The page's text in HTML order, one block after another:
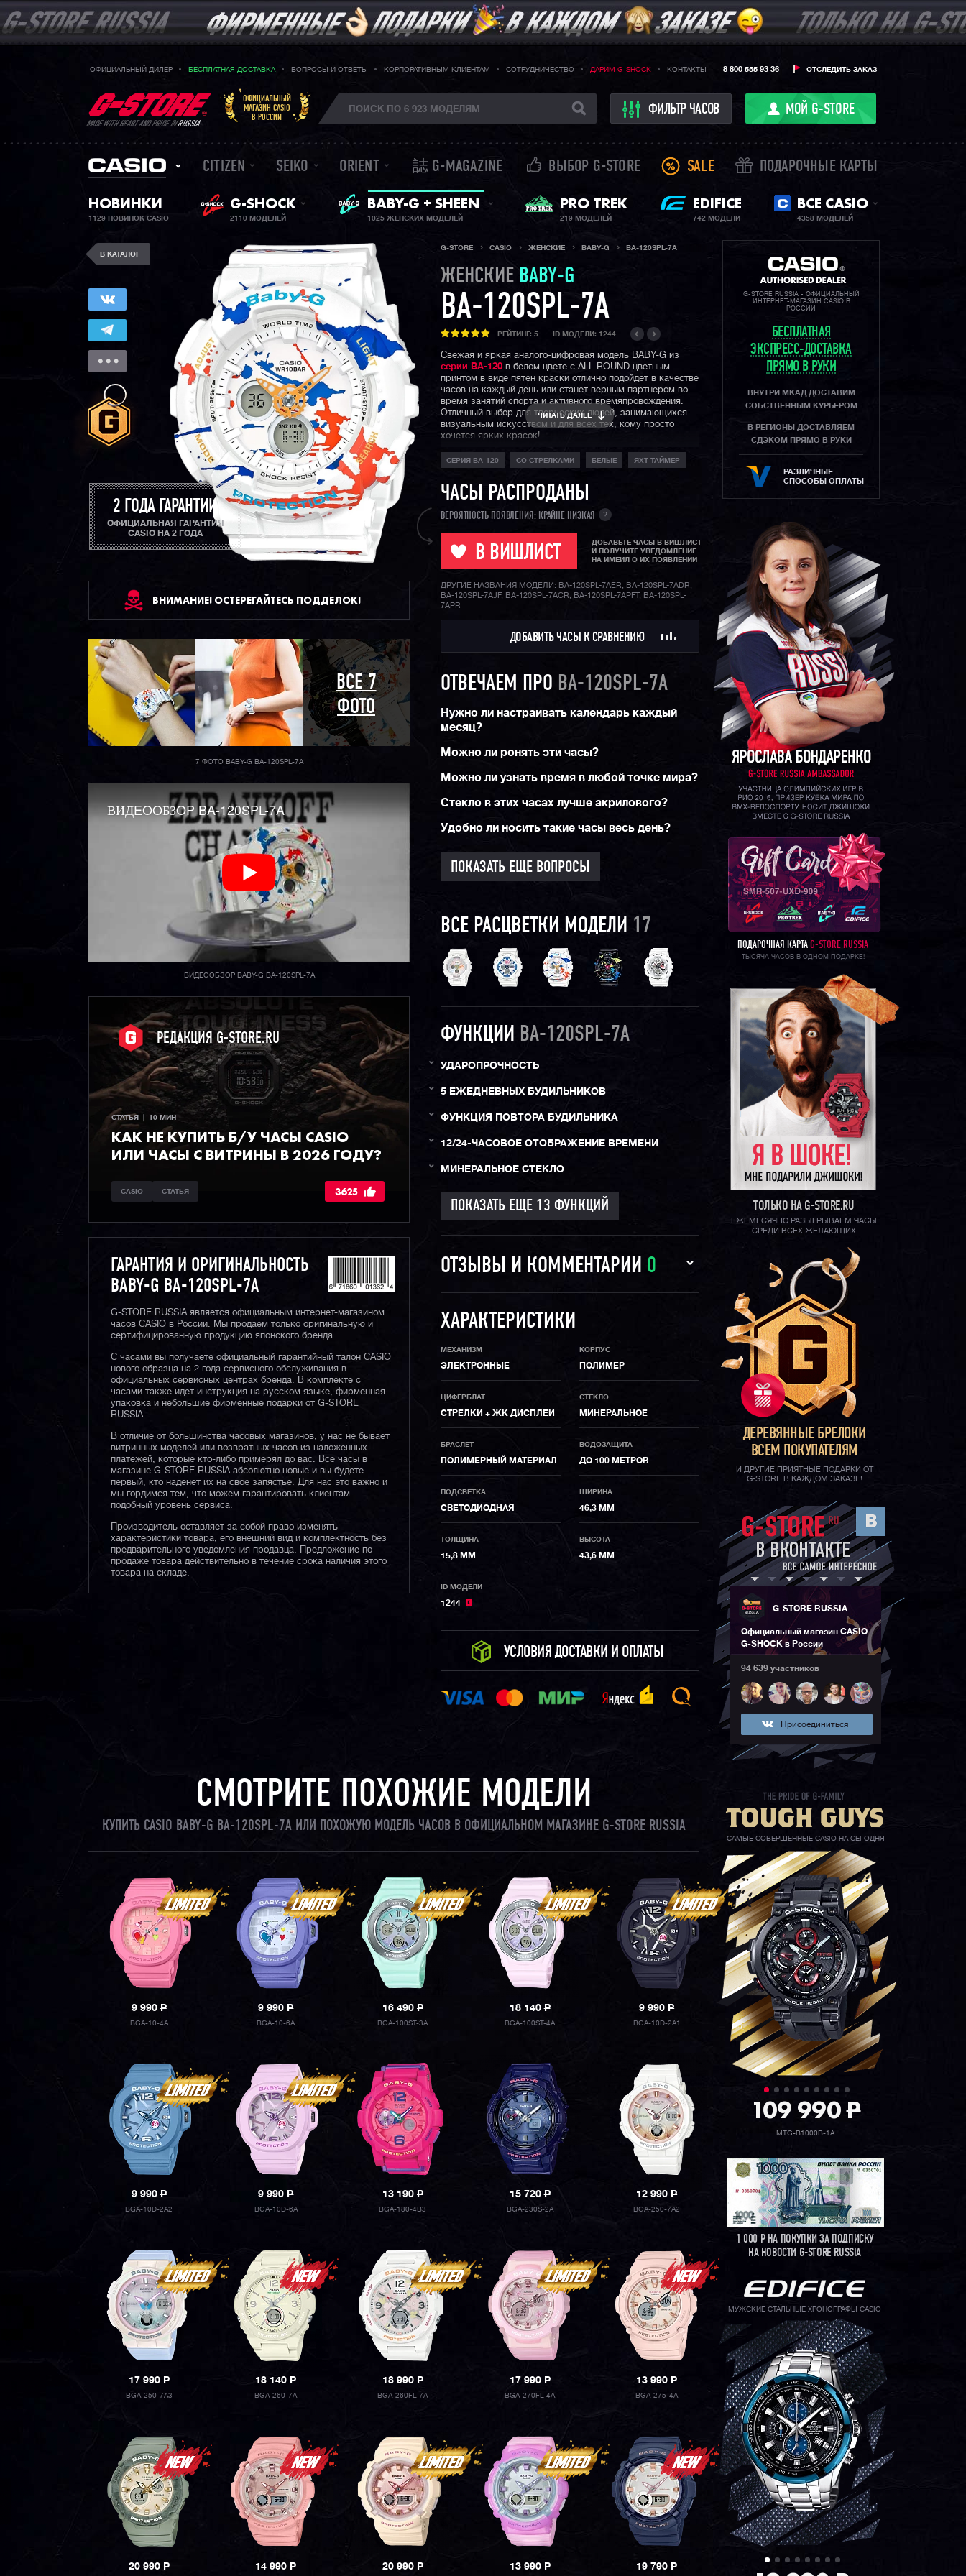
ОФИЦИАЛЬНЫЙ ДИЛЕР БЕСПЛАТНАЯ ДОСТАВКА ВОПРОСЫ И ОТВЕТЫ КОРПОРАТИВНЫМ КЛИЕНТАМ СОТРУДНИЧЕСТВО ДАРИМ G-SHOCK КОНТАКТЫ ОТСЛЕДИТЬ ЗАКАЗ
8 800 555 93 36
MADE WITH HEART AND PRIDE INRUSSIA
ОФИЦИАЛЬНЫЙ
МАГАЗИН CASIO
В РОССИИ
ФИЛЬТР ЧАСОВ МОЙ G-STORE
CITIZEN SEIKO ORIENT 誌 G-MAGAZINE ВЫБОР G-STORE SALE ПОДАРОЧНЫЕ КАРТЫ
НОВИНКИ
1129 НОВИНОК CASIO
G-SHOCK
2110 МОДЕЛЕЙ
ЖЕНСКИЕ ЧАСЫ
BABY-G + SHEEN
1025 ЖЕНСКИХ МОДЕЛЕЙ
PRO TREK
219 МОДЕЛЕЙ
EDIFICE
742 МОДЕЛИ
ВСЕ CASIO
4358 МОДЕЛЕЙ
В КАТАЛОГ
2 ГОДА ГАРАНТИИ
ОФИЦИАЛЬНАЯ ГАРАНТИЯ
CASIO НА 2 ГОДА
ВНИМАНИЕ! ОСТЕРЕГАЙТЕСЬ ПОДДЕЛОК!
ВСЕ 7
ФОТО
7 ФОТО BABY-G BA-120SPL-7A
ВИДEOOБЗOP BA-120SPL-7A
ВИДЕООБЗОР BABY-G BA-120SPL-7A
РЕДАКЦИЯ G-STORE.RU
СТАТЬЯ  |  10 МИН
КАК НЕ КУПИТЬ Б/У ЧАСЫ CASIO
ИЛИ ЧАСЫ С ВИТРИНЫ В 2026 ГОДУ?
CASIO СТАТЬЯ 3625
ГАРАНТИЯ И ОРИГИНАЛЬНОСТЬ
BABY-G BA-120SPL-7A
G-STORE RUSSIA является официальным интернет-магазином
часов CASIO в России. Мы продаем только оригинальную и
сертифицированную продукцию японского бренда.
С часами вы получаете официальный гарантийный талон CASIO
нового образца на 2 года сервисного обслуживания в
официальных сервисных центрах бренда. В комплекте с
часами также идет инструкция на русском языке, фирменная
упаковка и небольшие фирменные подарки от G-STORE
RUSSIA.
В отличие от большинства часовых магазинов, у нас не бывает
витринных моделей или возвратных часов из наложенных
платежей, которые кто-либо примерял до вас. Все часы в
магазине G-STORE RUSSIA абсолютно новые и вы будете
первый, кто наденет их на свое запястье. Для нас это важно и
мы гордимся тем, что можем гарантировать клиентам
подобный уровень сервиса.
Производитель оставляет за собой право изменять
характеристики товара, его внешний вид и комплектность без
предварительного уведомления продавца. Предложение по
продаже товара действительно в течение срока наличия этого
товара на складе.
G-STORE CASIO ЖЕНСКИЕ BABY-G BA-120SPL-7A
ЖЕНСКИЕ BABY-G
BA-120SPL-7A
РЕЙТИНГ: 5 ID МОДЕЛИ: 1244
Свежая и яркая аналого-цифровая модель BABY-G из
серии BA-120 в белом цвете с ALL ROUND цветным
принтом в виде пятен краски отлично подойдет в качестве
часов на каждый день или станет верным партнером во
время занятий спорта и активного времяпровождения.
Отличный выбор для творческих людей, занимающихся
визуальным искусством и для всех тех, кому просто
хочется ярких красок!
ЧИТАТЬ ДАЛЕЕ
СЕРИЯ BA-120 СО СТРЕЛКАМИ БЕЛЫЕ ЯХТ-ТАЙМЕР
ЧАСЫ РАСПРОДАНЫ
ВЕРОЯТНОСТЬ ПОЯВЛЕНИЯ: КРАЙНЕ НИЗКАЯ ?
В ВИШЛИСТ
ДОБАВЬТЕ ЧАСЫ В ВИШЛИСТ
И ПОЛУЧИТЕ УВЕДОМЛЕНИЕ
НА ИМЕИЛ О ИХ ПОЯВЛЕНИИ
ДРУГИЕ НАЗВАНИЯ МОДЕЛИ: BA-120SPL-7AER, BA-120SPL-7ADR,
BA-120SPL-7AJF, BA-120SPL-7ACR, BA-120SPL-7APFT, BA-120SPL-
7APR
ДОБАВИТЬ ЧАСЫ К СРАВНЕНИЮ
ОТВЕЧАЕМ ПРО BA-120SPL-7A
Нужно ли настраивать календарь каждый
месяц?
Можно ли ронять эти часы?
Можно ли узнать время в любой точке мира?
Стекло в этих часах лучше акрилового?
Удобно ли носить такие часы весь день?
ПОКАЗАТЬ ЕЩЕ ВОПРОСЫ
ВСЕ РАСЦВЕТКИ МОДЕЛИ 17
ФУНКЦИИ BA-120SPL-7A
УДАРОПРОЧНОСТЬ
5 ЕЖЕДНЕВНЫХ БУДИЛЬНИКОВ
ФУНКЦИЯ ПОВТОРА БУДИЛЬНИКА
12/24-ЧАСОВОЕ ОТОБРАЖЕНИЕ ВРЕМЕНИ
МИНЕРАЛЬНОЕ СТЕКЛО
ОТЗЫВЫ И КОММЕНТАРИИ 0
ХАРАКТЕРИСТИКИ
МЕХАНИЗМ
ЭЛЕКТРОННЫЕ
КОРПУС
ПОЛИМЕР
ЦИФЕРБЛАТ
СТРЕЛКИ + ЖК ДИСПЛЕИ
СТЕКЛО
МИНЕРАЛЬНОЕ
БРАСЛЕТ
ПОЛИМЕРНЫЙ МАТЕРИАЛ
ВОДОЗАЩИТА
ДО 100 МЕТРОВ
ПОДСВЕТКА
СВЕТОДИОДНАЯ
ШИРИНА
46,3 ММ
ТОЛЩИНА
15,8 ММ
ВЫСОТА
43,6 ММ
ID МОДЕЛИ
1244
УСЛОВИЯ ДОСТАВКИ И ОПЛАТЫ
СМОТРИТЕ ПОХОЖИЕ МОДЕЛИ
КУПИТЬ CASIO BABY-G BA-120SPL-7A ИЛИ ПОХОЖУЮ МОДЕЛЬ ЧАСОВ В ОФИЦИАЛЬНОМ МАГАЗИНЕ G-STORE RUSSIA
9 990P
BGA-10-4A
9 990P
BGA-10-6A
16 490 P
BGA-100ST-3A
18 140P
BGA-100ST-4A
9 990P
BGA-10D-2A1
9 990P
BGA-10D-2A2
9 990P
BGA-10D-6A
13 190 P
BGA-180-4B3
15 720P
BGA-230S-2A
12 990P
BGA-250-7A2
17 990P
BGA-250-7A3
18 140P
BGA-260-7A
18 990 P
BGA-260FL-7A
17 990P
BGA-270FL-4A
13 990P
BGA-275-4A
20 990P 14 990P 20 990 P 13 990P 19 790P
G-STORE RUSSIA - ОФИЦИАЛЬНЫЙ
ИНТЕРНЕТ-МАГАЗИН CASIO В
РОССИИ
БЕСПЛАТНАЯ
ЭКСПРЕСС-ДОСТАВКА
ПРЯМО В РУКИ
ВНУТРИ МКАД ДОСТАВИМ
СОБСТВЕННЫМ КУРЬЕРОМ
В РЕГИОНЫ ДОСТАВЛЯЕМ
СДЭКОМ ПРЯМО В РУКИ
РАЗЛИЧНЫЕ
СПОСОБЫ ОПЛАТЫ
ПОДАРОЧНАЯ КАРТА G-STORE RUSSIA
ТЫСЯЧА ЧАСОВ В ОДНОМ ПОДАРКЕ!
ТОЛЬКО НА G-STORE.RU
ЕЖЕМЕСЯЧНО РАЗЫГРЫВАЕМ ЧАСЫ
СРЕДИ ВСЕХ ЖЕЛАЮЩИХ
ДЕРЕВЯННЫЕ БРЕЛОКИ
ВСЕМ ПОКУПАТЕЛЯМ
И ДРУГИЕ ПРИЯТНЫЕ ПОДАРКИ ОТ
G-STORE В КАЖДОМ ЗАКАЗЕ!
G-STORE RUSSIA
Официальный магазин CASIO
G-SHOCK в России
94 639 участников
Присоединиться
САМЫЕ СОВЕРШЕННЫЕ CASIO НА СЕГОДНЯ
109 990P
MTG-B1000B-1A
1 000РНА ПОКУПКИ ЗА ПОДПИСКУ
НА НОВОСТИ G-STORE RUSSIA
МУЖСКИЕ СТАЛЬНЫЕ ХРОНОГРАФЫ CASIO